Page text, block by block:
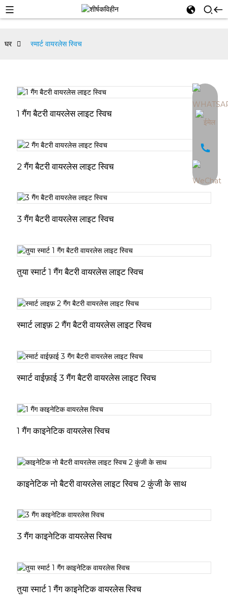
घर स्मार्ट वायरलेस स्विच
1 गैंग बैटरी वायरलेस लाइट स्विच
2 गैंग बैटरी वायरलेस लाइट स्विच
3 गैंग बैटरी वायरलेस लाइट स्विच
तुया स्मार्ट 1 गैंग बैटरी वायरलेस लाइट स्विच
स्मार्ट लाइफ़ 2 गैंग बैटरी वायरलेस लाइट स्विच
स्मार्ट वाईफ़ाई 3 गैंग बैटरी वायरलेस लाइट स्विच
1 गैंग काइनेटिक वायरलेस स्विच
काइनेटिक नो बैटरी वायरलेस लाइट स्विच 2 कुंजी के साथ
3 गैंग काइनेटिक वायरलेस स्विच
तुया स्मार्ट 1 गैंग काइनेटिक वायरलेस स्विच